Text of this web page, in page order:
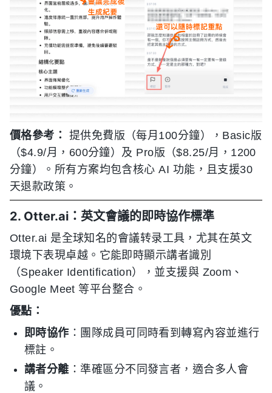
價格參考：
提供免費版（每月100分鐘），Basic版
（$4.9/月，600分鐘）及 Pro版（$8.25/月，1200
分鐘）。所有方案均包含核心 AI 功能，且支援30
天退款政策。
2. Otter.ai：英文會議的即時協作標準
Otter.ai 是全球知名的會議转录工具，尤其在英文
環境下表現卓越。它能即時顯示講者識別
（Speaker Identification），並支援與 Zoom、
Google Meet 等平台整合。
優點：
即時協作 ：團隊成員可同時看到轉寫內容並進行
標註。
講者分離 ：準確區分不同發言者，適合多人會
議。